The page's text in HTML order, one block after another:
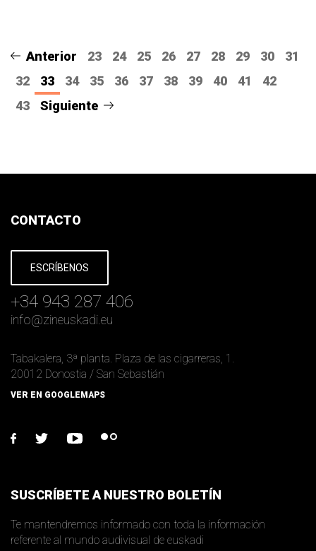
Anterior 23 24 25 26 27 28 29 30
31
32
33 34 35 36 37 38 39 40 41
42
43
Siguiente
CONTACTO
ESCRÍBENOS
+34 943 287 406
info@zineuskadi.eu
Tabakalera, 3ª planta. Plaza de las cigarreras, 1.
20012 Donostia / San Sebastián
VER EN GOOGLEMAPS
facebook
twitter youtubeflickr
SUSCRÍBETE A NUESTRO BOLETÍN
Te mantendremos informado con toda la información
referente al mundo audivisual de euskadi